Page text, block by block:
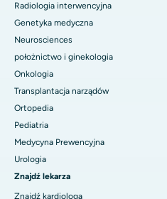
Radiologia interwencyjna
Genetyka medyczna
Neurosciences
położnictwo i ginekologia
Onkologia
Transplantacja narządów
Ortopedia
Pediatria
Medycyna Prewencyjna
Urologia
Znajdź lekarza
Znajdź kardiologa